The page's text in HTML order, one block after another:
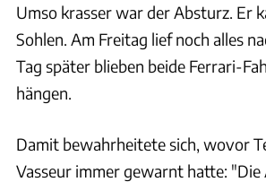
Umso krasser war der Absturz. Er
Sohlen. Am Freitag lief noch alles
Tag später blieben beide Ferrari-
hängen.
Damit bewahrheitete sich, wovor
Vasseur immer gewarnt hatte: "Die